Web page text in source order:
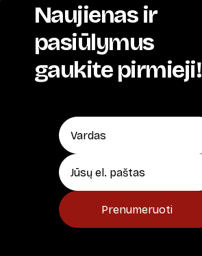
Naujienas ir
pasiūlymus
gaukite pirmieji!
Prenumeruoti